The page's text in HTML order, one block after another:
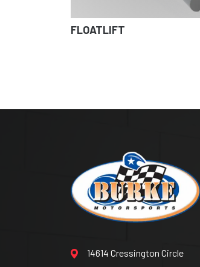
FLOATLIFT
14614 Cressington Circle